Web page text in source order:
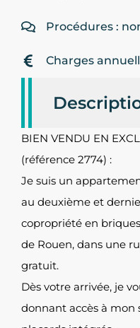
Procédures :
Charges
BIEN VENDU EN
(référence 2774) :
Je suis un
au deuxième et
copropriété en
de Rouen, dans une
gratuit.
Dès votre arrivée, je
donnant accès à